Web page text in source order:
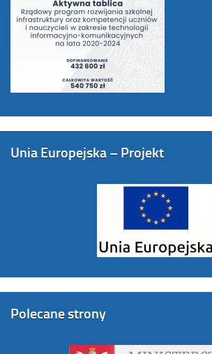
Unia Europejska – Projekt
Polecane strony